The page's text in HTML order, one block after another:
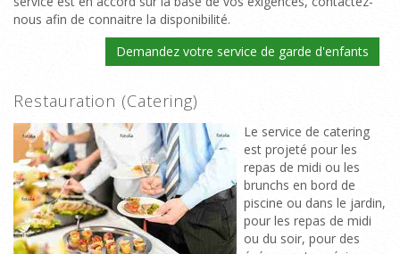
nous afin de connaitre la disponibilité.
Demandez votre service de garde d'enfants
Restauration (Catering)
Le service de catering
est projeté pour les
repas de midi ou les
brunchs en bord de
piscine ou dans le jardin,
pour les repas de midi
ou du soir, pour des